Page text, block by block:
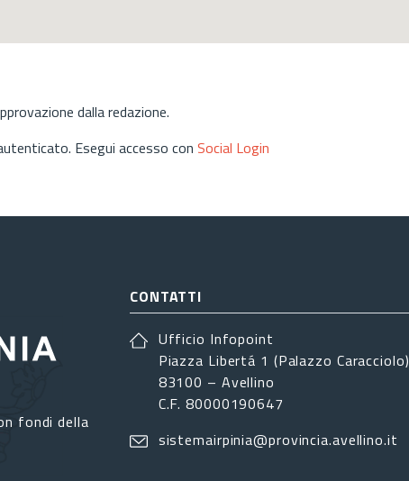
dalla redazione.
Esegui accesso con Social Login
fondi della
CONTATTI
Ufficio Infopoint
Piazza Libertá 1 (Palazzo
83100 – Avellino
C.F. 80000190647
sistemairpinia@provincia.avellino.it